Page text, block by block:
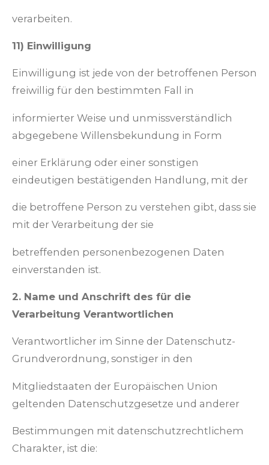
verarbeiten.
11) Einwilligung
Einwilligung ist jede von der betroffenen Person
freiwillig für den bestimmten Fall in
informierter Weise und unmissverständlich
abgegebene Willensbekundung in Form
einer Erklärung oder einer sonstigen
eindeutigen bestätigenden Handlung, mit der
die betroffene Person zu verstehen gibt, dass sie
mit der Verarbeitung der sie
betreffenden personenbezogenen Daten
einverstanden ist.
2. Name und Anschrift des für die
Verarbeitung Verantwortlichen
Verantwortlicher im Sinne der Datenschutz-
Grundverordnung, sonstiger in den
Mitgliedstaaten der Europäischen Union
geltenden Datenschutzgesetze und anderer
Bestimmungen mit datenschutzrechtlichem
Charakter, ist die: